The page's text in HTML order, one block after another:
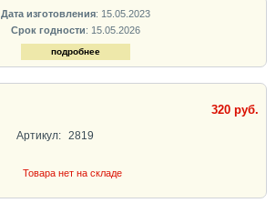
Дата изготовления: 15.05.2023
Срок годности: 15.05.2026
подробнее
320 руб.
Артикул: 2819
Товара нет на складе